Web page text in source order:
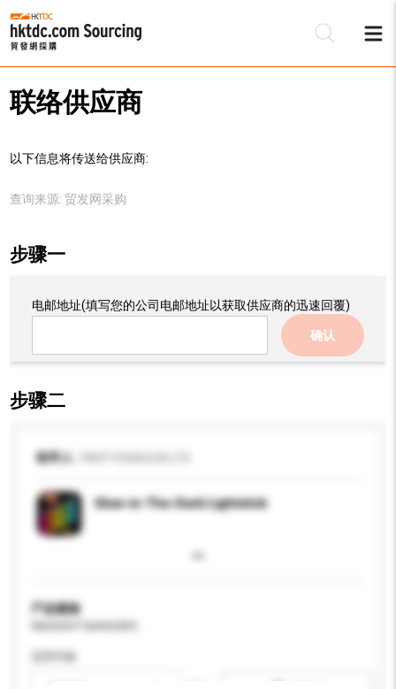
联络供应商
以下信息将传送给供应商:
查询来源: 贸发网采购
步骤一
电邮地址(填写您的公司电邮地址以获取供应商的迅速回覆)
确认
步骤二
收件人
Glow-in-The-Dark Lightstick
产品规格
适用年龄